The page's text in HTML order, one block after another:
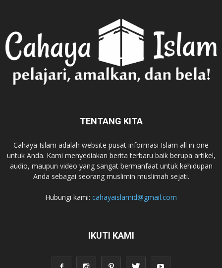
TENTANG KITA
Cahaya Islam adalah website pusat informasi Islam all in one
untuk Anda. Kami menyediakan berita terbaru baik berupa artikel,
audio, maupun video yang sangat bermanfaat untuk kehidupan
Anda sebagai seorang muslimin muslimah sejati.
Hubungi kami: cahayaislamid@gmail.com
IKUTI KAMI